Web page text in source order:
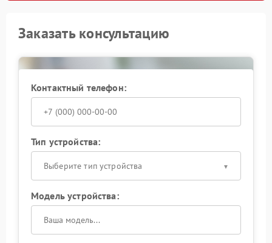
Заказать консультацию
Контактный телефон:
Тип устройства:
Выберите тип устройства
Модель устройства: